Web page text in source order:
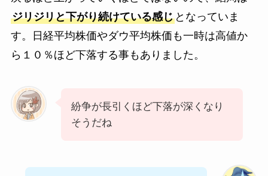
ジリジリと下がり続けている感じとなっていま
す。日経平均株価やダウ平均株価も一時は高値か
ら１０％ほど下落する事もありました。
紛争が長引くほど下落が深くなり
そうだね